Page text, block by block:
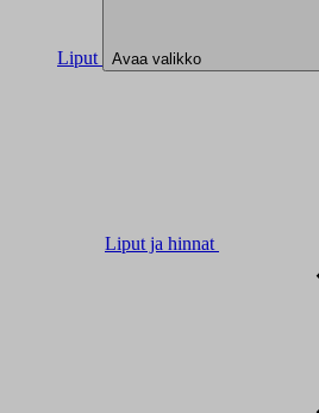
Liput Avaa valikko
Liput ja hinnat